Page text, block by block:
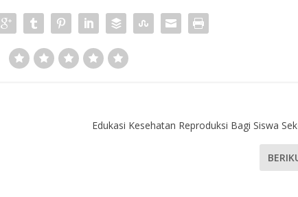
Edukasi Kesehatan Reproduksi Bagi Siswa